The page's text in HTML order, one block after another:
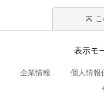
表示モ
企業情報 個人情報